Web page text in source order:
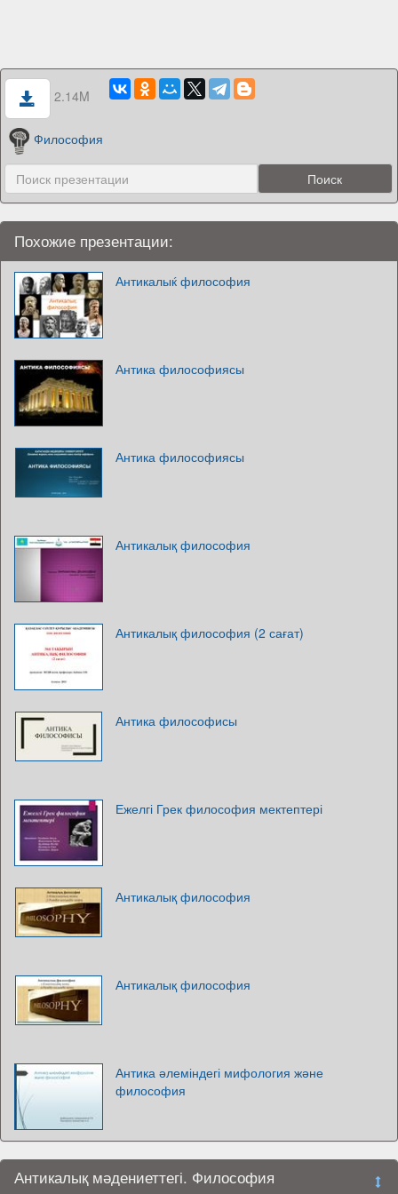
2.14M
Философия
Похожие презентации:
Антикалыќ философия
Антика философиясы
Антика философиясы
Антикалық философия
Антикалық философия (2 сағат)
Антика философисы
Ежелгі Грек философия мектептері
Антикалық философия
Антикалық философия
Антика әлеміндегі мифология және
философия
Антикалық мәдениеттегі. Философия